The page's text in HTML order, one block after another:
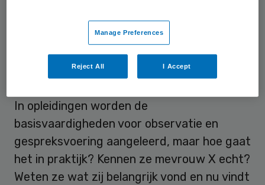
naasten in gesprek te gaan. Het vergt ook
het vermogen van medewerkers om te
signaleren dat iemand met een
zingevingsvraag worstelt.
In opleidingen worden de
basisvaardigheden voor observatie en
gespreksvoering aangeleerd, maar hoe gaat
het in praktijk? Kennen ze mevrouw X echt?
Weten ze wat zij belangrijk vond en nu vindt
Manage Preferences
Reject All I Accept